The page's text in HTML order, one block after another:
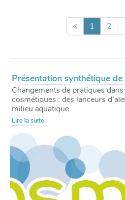
1 2
Présentation synthétique de
Changements de pratiques
cosmétiques : des lanceurs
milieu aquatique
Lire la suite